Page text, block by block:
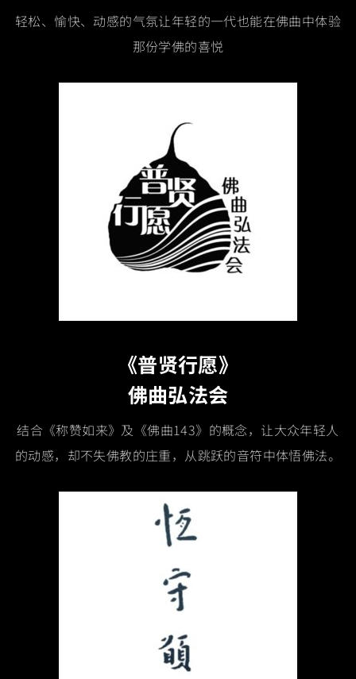
轻松、愉快、动感的气氛让年轻的一代也能在佛曲中体验
那份学佛的喜悦
《普贤行愿》
佛曲弘法会
结合《称赞如来》及《佛曲143》的概念，让大众年轻人
的动感，却不失佛教的庄重，从跳跃的音符中体悟佛法。